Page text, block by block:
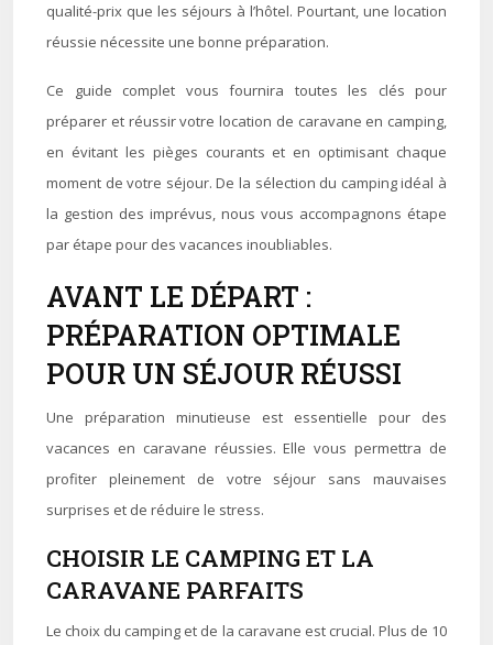
qualité-prix que les séjours à l’hôtel. Pourtant, une location
réussie nécessite une bonne préparation.
Ce guide complet vous fournira toutes les clés pour
préparer et réussir votre location de caravane en camping,
en évitant les pièges courants et en optimisant chaque
moment de votre séjour. De la sélection du camping idéal à
la gestion des imprévus, nous vous accompagnons étape
par étape pour des vacances inoubliables.
AVANT LE DÉPART :
PRÉPARATION OPTIMALE
POUR UN SÉJOUR RÉUSSI
Une préparation minutieuse est essentielle pour des
vacances en caravane réussies. Elle vous permettra de
profiter pleinement de votre séjour sans mauvaises
surprises et de réduire le stress.
CHOISIR LE CAMPING ET LA
CARAVANE PARFAITS
Le choix du camping et de la caravane est crucial. Plus de 10